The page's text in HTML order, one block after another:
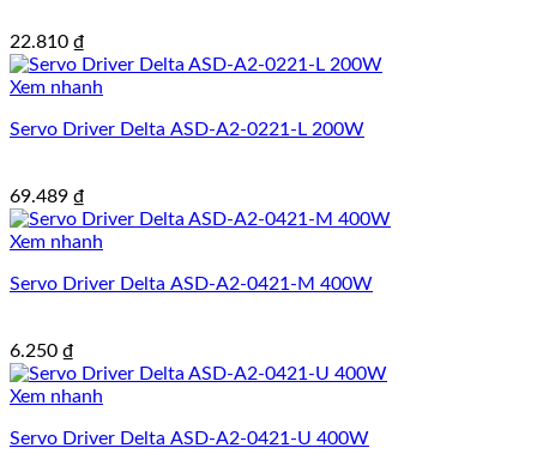
22.810 ₫
Xem nhanh
Servo Driver Delta ASD-A2-0221-L 200W
69.489 ₫
Xem nhanh
Servo Driver Delta ASD-A2-0421-M 400W
6.250 ₫
Xem nhanh
Servo Driver Delta ASD-A2-0421-U 400W